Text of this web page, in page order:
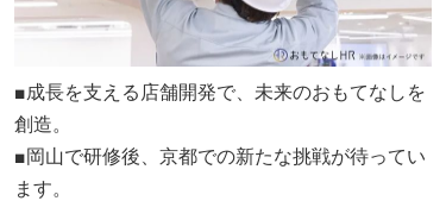
■成長を支える店舗開発で、未来のおもてなしを
創造。
■岡山で研修後、京都での新たな挑戦が待ってい
ます。